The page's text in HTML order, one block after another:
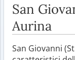
San
Aurina
San Giovanni